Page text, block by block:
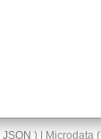
JSON ) | Microdata (